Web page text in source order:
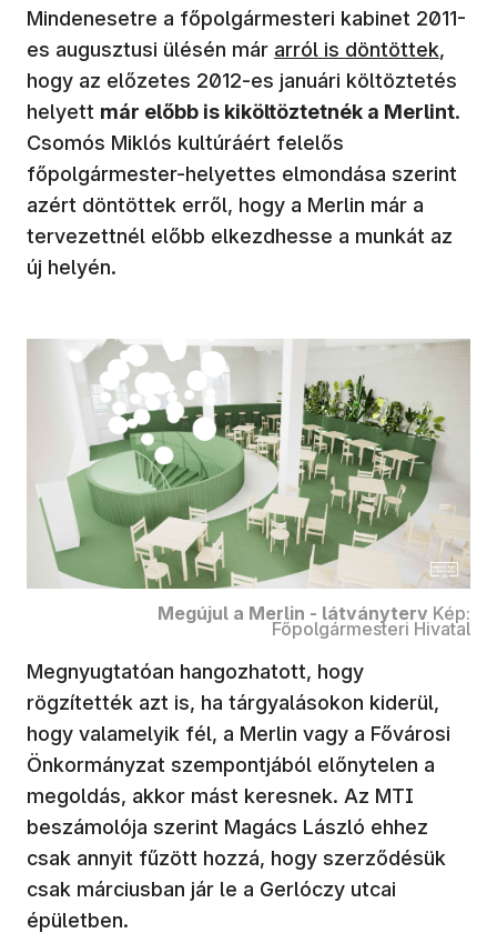
Mindenesetre a főpolgármesteri kabinet 2011-
es augusztusi ülésén már (új ablakban nyílik meg)
arról is döntöttek,
hogy az előzetes 2012-es januári költöztetés
helyett már előbb is kiköltöztetnék a Merlint.
Csomós Miklós kultúráért felelős
főpolgármester-helyettes elmondása szerint
azért döntöttek erről, hogy a Merlin már a
tervezettnél előbb elkezdhesse a munkát az
új helyén.
Megújul a Merlin - látványterv Kép:
Főpolgármesteri Hivatal
Megnyugtatóan hangozhatott, hogy
rögzítették azt is, ha tárgyalásokon kiderül,
hogy valamelyik fél, a Merlin vagy a Fővárosi
Önkormányzat szempontjából előnytelen a
megoldás, akkor mást keresnek. Az MTI
beszámolója szerint Magács László ehhez
csak annyit fűzött hozzá, hogy szerződésük
csak márciusban jár le a Gerlóczy utcai
épületben.